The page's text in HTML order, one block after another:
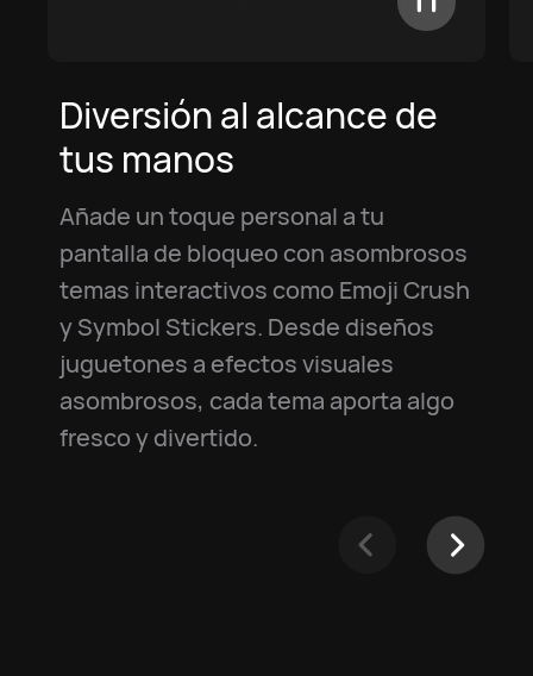
Diversión al alcance de
tus manos
Añade un toque personal a tu
pantalla de bloqueo con asombrosos
temas interactivos como Emoji Crush
y Symbol Stickers. Desde diseños
juguetones a efectos visuales
asombrosos, cada tema aporta algo
fresco y divertido.